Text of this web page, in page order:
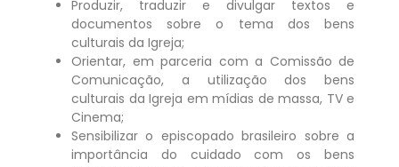
Produzir, traduzir e divulgar textos e
documentos sobre o tema dos bens
culturais da Igreja;
Orientar, em parceria com a Comissão de
Comunicação, a utilização dos bens
culturais da Igreja em mídias de massa, TV e
Cinema;
Sensibilizar o episcopado brasileiro sobre a
importância do cuidado com os bens